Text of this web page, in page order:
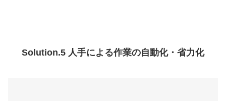
Solution.5 人手による作業の自動化・省力化